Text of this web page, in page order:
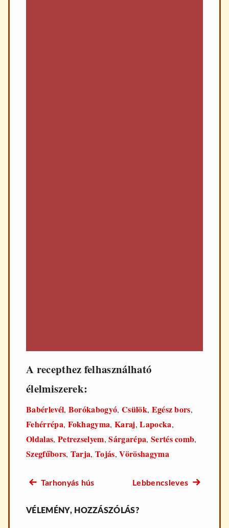
A recepthez felhasználható
élelmiszerek:
Babérlevél, Borókabogyó,Csülök, Egész bors,
Fehérrépa, Fokhagyma,Karaj,Lapocka,
Oldalas, Petrezselyem,Sárgarépa, Sertés comb,
Szegfűbors, Tarja,Tojás,Vöröshagyma
Bejegyzés
navigáció
Előző
Tarhonyás hús Lebbencsleves Következő
VÉLEMÉNY, HOZZÁSZÓLÁS?